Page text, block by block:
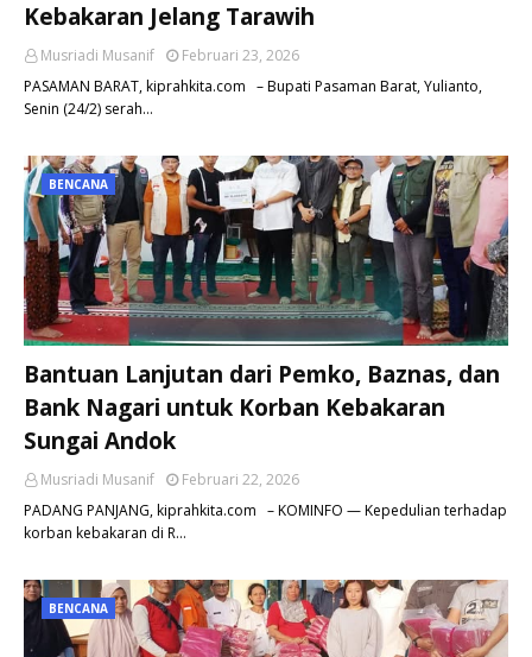
Kebakaran Jelang Tarawih
Musriadi Musanif
Februari 23, 2026
PASAMAN BARAT, kiprahkita.com – Bupati Pasaman Barat, Yulianto,
Senin (24/2) serah…
BENCANA
Bantuan Lanjutan dari Pemko, Baznas, dan
Bank Nagari untuk Korban Kebakaran
Sungai Andok
Musriadi Musanif
Februari 22, 2026
PADANG PANJANG, kiprahkita.com – KOMINFO — Kepedulian terhadap
korban kebakaran di R…
BENCANA